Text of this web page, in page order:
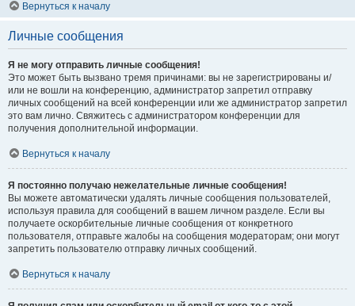
Вернуться к началу
Личные сообщения
Я не могу отправить личные сообщения!
Это может быть вызвано тремя причинами: вы не зарегистрированы и/
или не вошли на конференцию, администратор запретил отправку
личных сообщений на всей конференции или же администратор запретил
это вам лично. Свяжитесь с администратором конференции для
получения дополнительной информации.
Вернуться к началу
Я постоянно получаю нежелательные личные сообщения!
Вы можете автоматически удалять личные сообщения пользователей,
используя правила для сообщений в вашем личном разделе. Если вы
получаете оскорбительные личные сообщения от конкретного
пользователя, отправьте жалобы на сообщения модераторам; они могут
запретить пользователю отправку личных сообщений.
Вернуться к началу